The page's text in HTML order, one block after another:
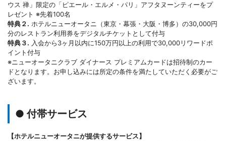
ウス 禅」限定の「ピエール・エルメ・パリ」アフタヌーンティーをプ
レゼント ※先着100名
特典２. ホテルニューオータニ（東京・幕張・大阪・博多）の30,000円
分のレストラン利用券をデジタルチケットとして付与
特典３. 入会から3ヶ月以内に150万円以上の利用で30,000リワードポ
イント付与
※ニューオータニクラブ ダイナース プレミアムカードは招待制のカー
ドとなります。お申し込みには所定の条件を満たしていただく必要がご
ざいます。
● 付帯サービス
【ホテルニューオータニが提供するサービス】